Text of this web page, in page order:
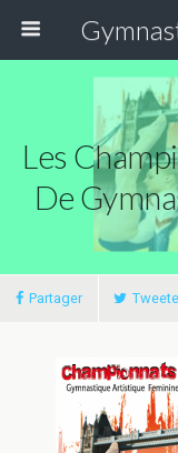
Les
De
Partager